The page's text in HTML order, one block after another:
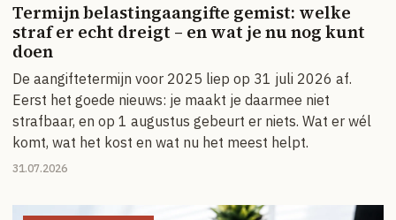
Termijn belastingaangifte gemist: welke
straf er echt dreigt – en wat je nu nog kunt
doen
De aangiftetermijn voor 2025 liep op 31 juli 2026 af.
Eerst het goede nieuws: je maakt je daarmee niet
strafbaar, en op 1 augustus gebeurt er niets. Wat er wél
komt, wat het kost en wat nu het meest helpt.
31.07.2026